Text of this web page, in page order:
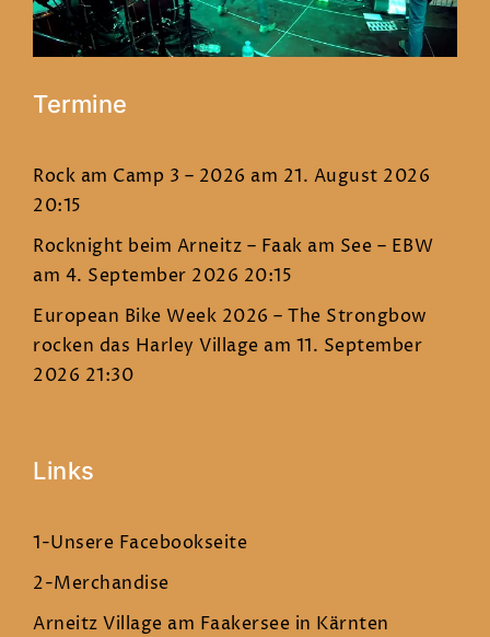
Termine
Rock am Camp 3 – 2026 am 21. August 2026
20:15
Rocknight beim Arneitz – Faak am See – EBW
am 4. September 2026 20:15
European Bike Week 2026 – The Strongbow
rocken das Harley Village am 11. September
2026 21:30
Links
1-Unsere Facebookseite
2-Merchandise
Arneitz Village am Faakersee in Kärnten